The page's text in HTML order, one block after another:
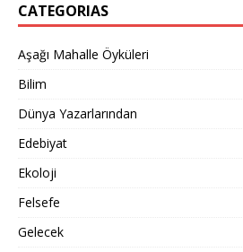
CATEGORIAS
Aşağı Mahalle Öyküleri
Bilim
Dünya Yazarlarından
Edebiyat
Ekoloji
Felsefe
Gelecek